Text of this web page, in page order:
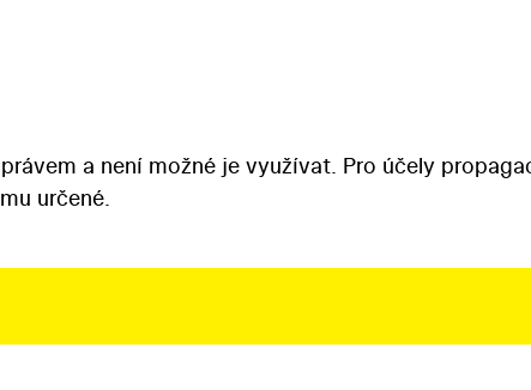
a není možné je využívat. Pro účely
určené.